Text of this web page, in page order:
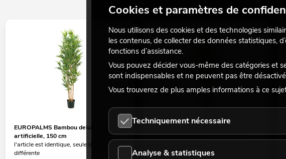
EUROPALMS Bambou deluxe, plante
artificielle, 150 cm
l'article est identique, seule la taille est
différente
EUROPALMS Bambou deluxe, plante
artificielle, 180 cm
différente
Cookies et paramètres de
Nous utilisons des cookies et des technologies
les contenus, de collecter des données statistiques,
fonctions d’assistance.
Vous pouvez décider vous-même des catégories et
sont indispensables et ne peuvent pas être
Vous trouverez de plus amples informations à ce
Techniquement nécessaire
Analyse & statistiques